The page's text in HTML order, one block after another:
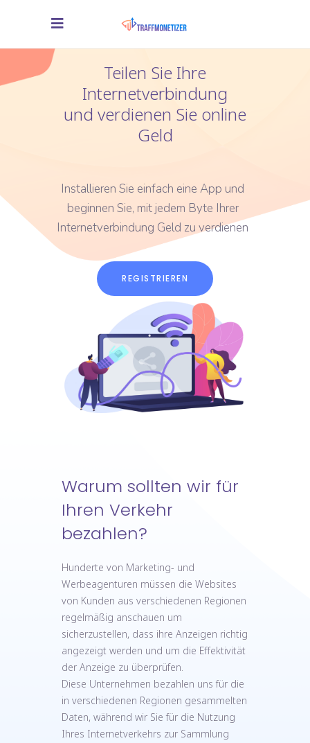
Teilen Sie Ihre
Internetverbindung
und verdienen Sie online
Geld
Installieren Sie einfach eine App und
beginnen Sie, mit jedem Byte Ihrer
Internetverbindung Geld zu verdienen
REGISTRIEREN
Warum sollten wir für
Ihren Verkehr
bezahlen?
Hunderte von Marketing- und
Werbeagenturen müssen die Websites
von Kunden aus verschiedenen Regionen
regelmäßig anschauen um
sicherzustellen, dass ihre Anzeigen richtig
angezeigt werden und um die Effektivität
der Anzeige zu überprüfen.
Diese Unternehmen bezahlen uns für die
in verschiedenen Regionen gesammelten
Daten, während wir Sie für die Nutzung
Ihres Internetverkehrs zur Sammlung